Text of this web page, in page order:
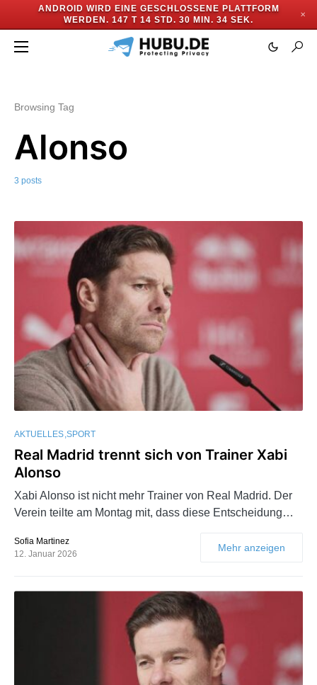
ANDROID WIRD EINE GESCHLOSSENE PLATTFORM
WERDEN. 147 T 14 STD. 30 MIN. 33 SEK.
✕
Browsing Tag
Alonso
3 posts
AKTUELLES SPORT
Real Madrid trennt sich von Trainer Xabi
Alonso
Xabi Alonso ist nicht mehr Trainer von Real Madrid. Der
Verein teilte am Montag mit, dass diese Entscheidung…
Sofia Martinez
12. Januar 2026
Mehr anzeigen